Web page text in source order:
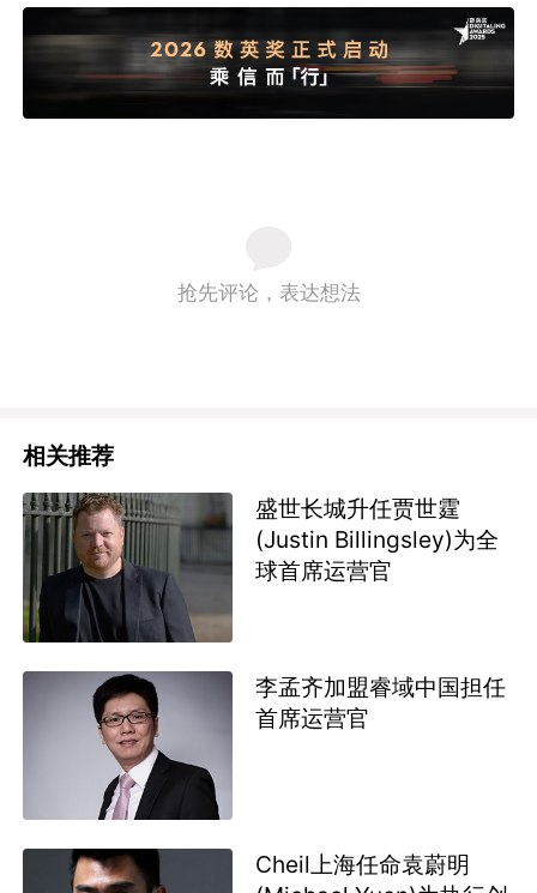
抢先评论，表达想法
相关推荐
盛世长城升任贾世霆
(Justin Billingsley)为全
球首席运营官
李孟齐加盟睿域中国担任
首席运营官
Cheil上海任命袁蔚明